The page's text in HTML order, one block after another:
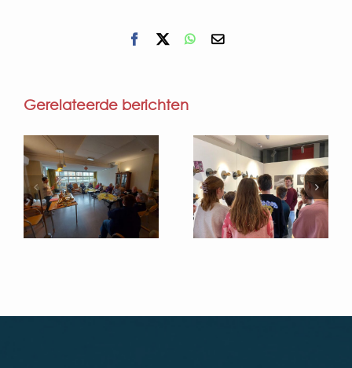
Facebook WhatsApp
E-
Gerelateerde berichten